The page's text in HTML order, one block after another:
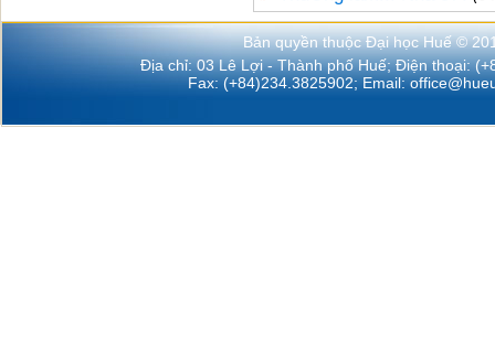
Bản quyền thuộc Đại học Huế ©
Địa chỉ: 03 Lê Lợi - Thành phố Huế; Điện thoại:
Fax: (+84)234.3825902; Email: